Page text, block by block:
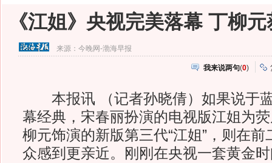
《江姐》央视完美落幕 丁柳
来源： 今晚网-渤海早报
我来说两句(0)
本报讯 （记者孙晓倩）如果说于
幕经典，宋春丽扮演的电视版江姐为
柳元饰演的新版第三代“江姐”，则在
众感到更亲近。刚刚在央视一套黄金